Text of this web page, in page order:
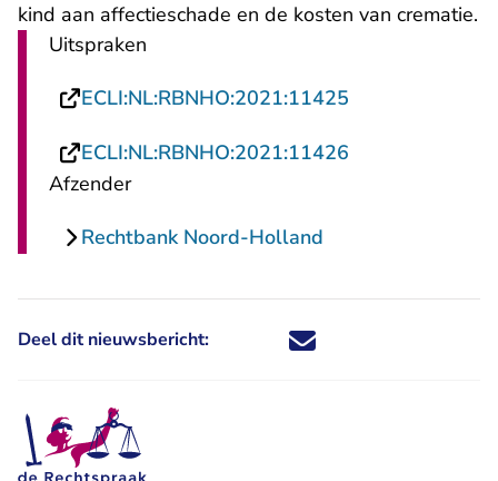
kind aan affectieschade en de kosten van crematie.
Uitspraken
ECLI:NL:RBNHO:2021:11425
ECLI:NL:RBNHO:2021:11426
Afzender
Rechtbank Noord-Holland
Deel dit nieuwsbericht: Deel dit nieuwsbericht via X -
Deel dit nieuwsbericht via
Deel dit nieuwsbericht
Deel dit